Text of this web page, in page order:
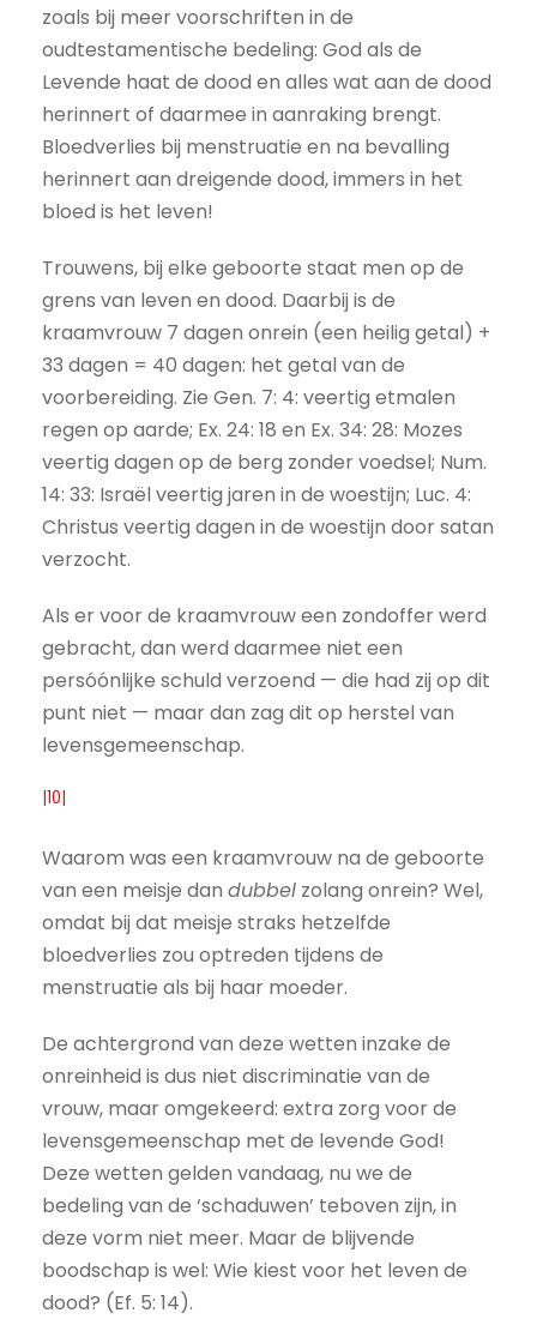
zoals bij meer voorschriften in de
oudtestamentische bedeling: God als de
Levende haat de dood en alles wat aan de dood
herinnert of daarmee in aanraking brengt.
Bloedverlies bij menstruatie en na bevalling
herinnert aan dreigende dood, immers in het
bloed is het leven!
Trouwens, bij elke geboorte staat men op de
grens van leven en dood. Daarbij is de
kraamvrouw 7 dagen onrein (een heilig getal) +
33 dagen = 40 dagen: het getal van de
voorbereiding. Zie Gen. 7: 4: veertig etmalen
regen op aarde; Ex. 24: 18 en Ex. 34: 28: Mozes
veertig dagen op de berg zonder voedsel; Num.
14: 33: Israël veertig jaren in de woestijn; Luc. 4:
Christus veertig dagen in de woestijn door satan
verzocht.
Als er voor de kraamvrouw een zondoffer werd
gebracht, dan werd daarmee niet een
persóónlijke schuld verzoend — die had zij op dit
punt niet — maar dan zag dit op herstel van
levensgemeenschap.
|10|
Waarom was een kraamvrouw na de geboorte
van een meisje dan dubbel zolang onrein? Wel,
omdat bij dat meisje straks hetzelfde
bloedverlies zou optreden tijdens de
menstruatie als bij haar moeder.
De achtergrond van deze wetten inzake de
onreinheid is dus niet discriminatie van de
vrouw, maar omgekeerd: extra zorg voor de
levensgemeenschap met de levende God!
Deze wetten gelden vandaag, nu we de
bedeling van de ‘schaduwen’ teboven zijn, in
deze vorm niet meer. Maar de blijvende
boodschap is wel: Wie kiest voor het leven de
dood? (Ef. 5: 14).